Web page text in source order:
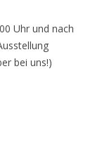
Uhr und nach
bei uns!)